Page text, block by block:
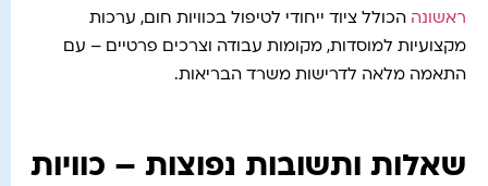
ראשונה הכולל ציוד ייחודי לטיפול בכוויות חום, ערכות
מקצועיות למוסדות, מקומות עבודה וצרכים פרטיים – עם
התאמה מלאה לדרישות משרד הבריאות.
שאלות ותשובות נפוצות – כוויות